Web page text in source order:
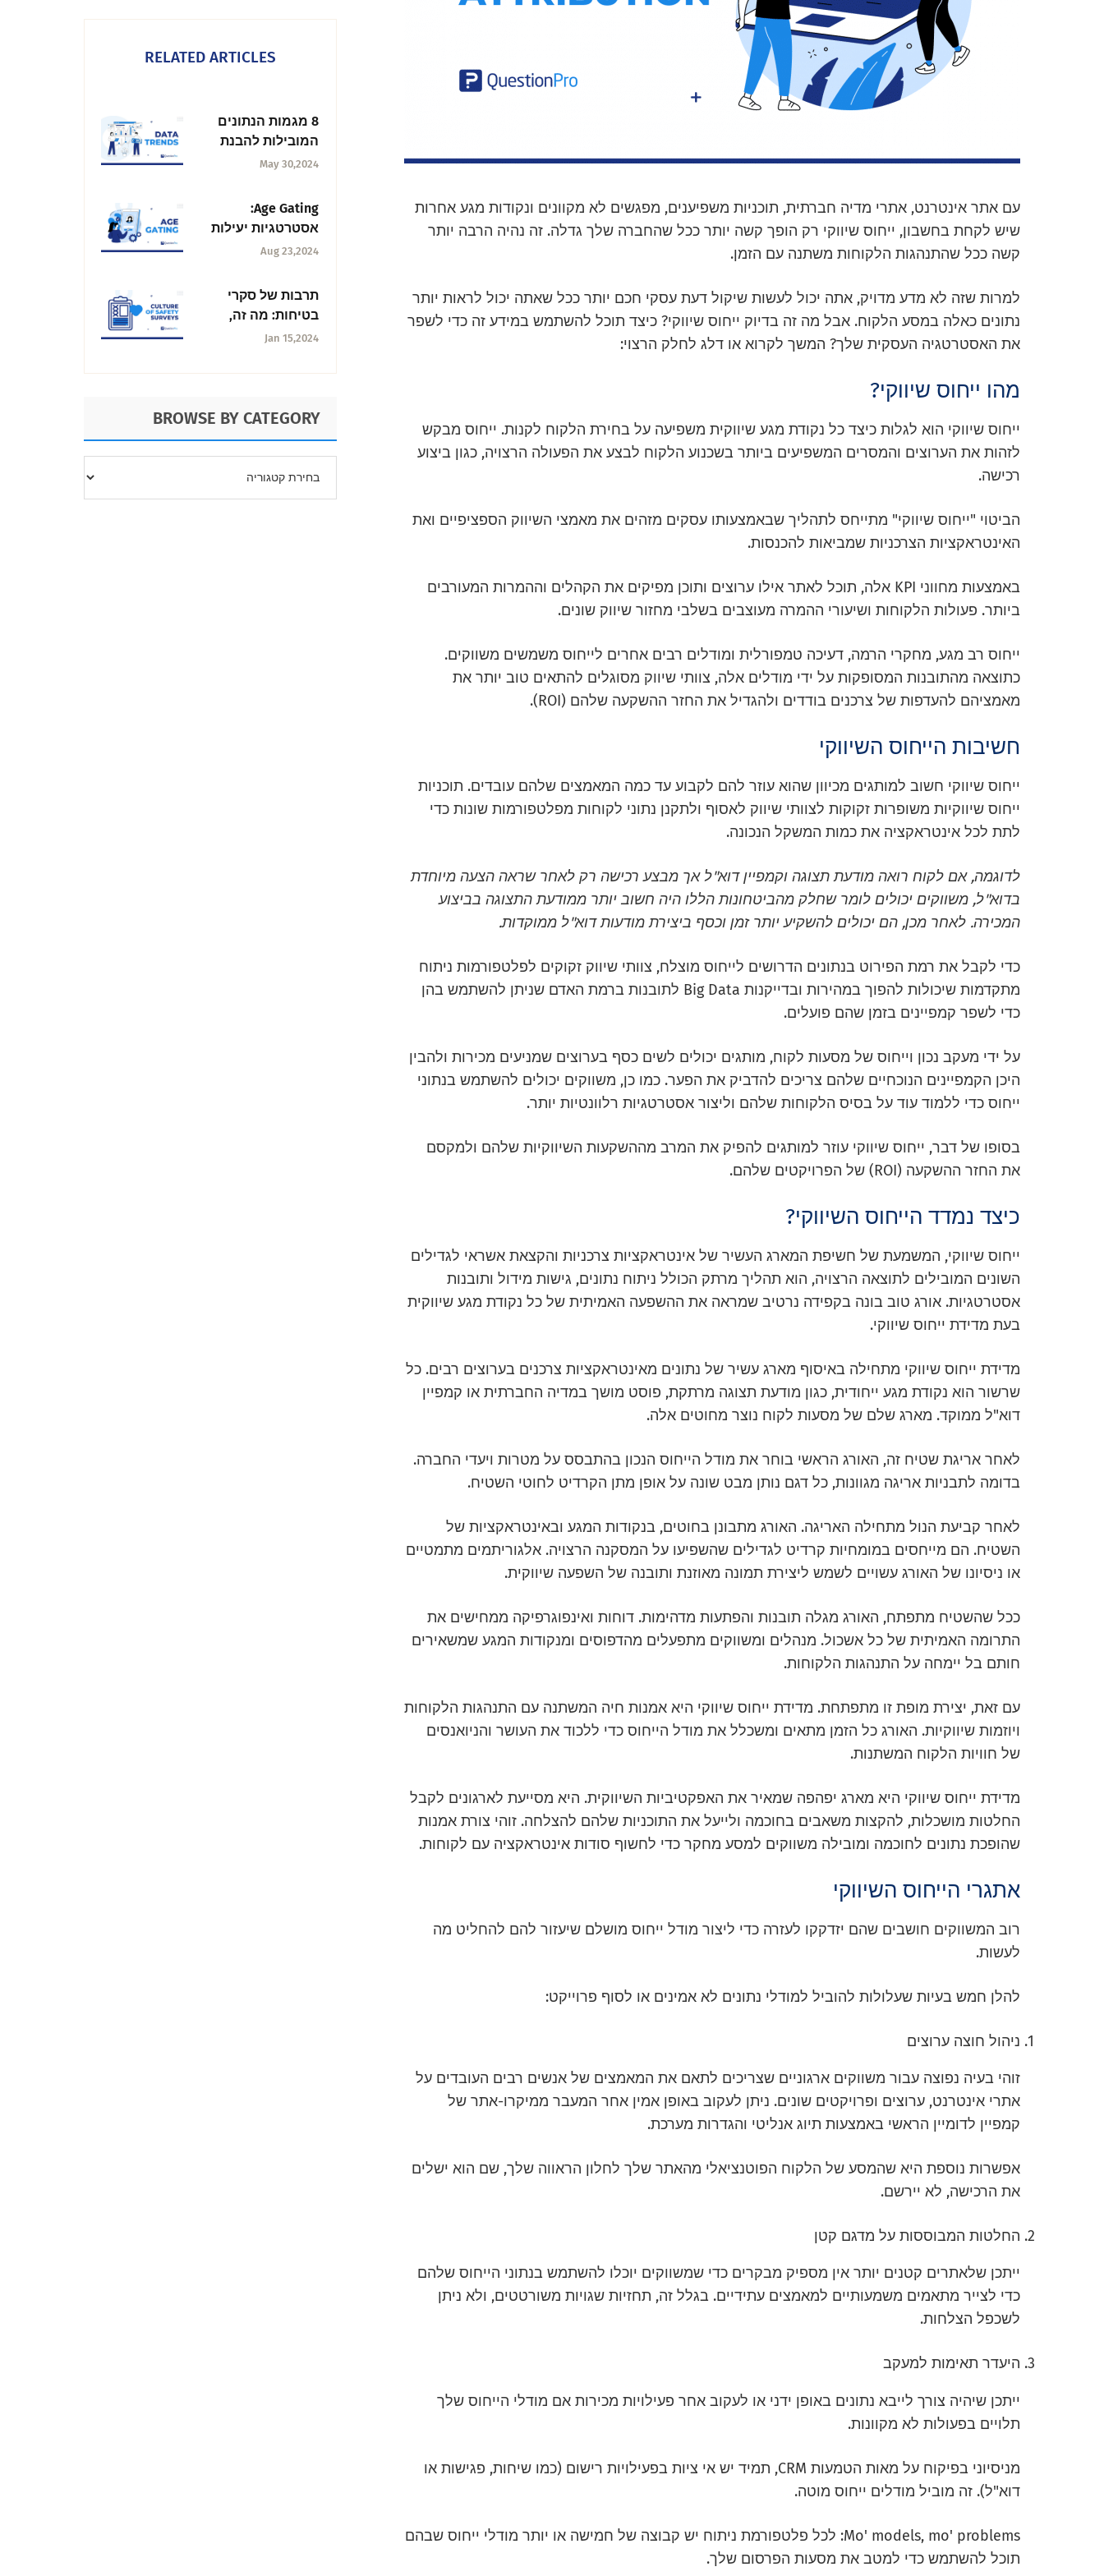
עם אתר אינטרנט, אתרי מדיה חברתית, תוכניות משפיענים, מפגשים לא מקוונים ונקודות מגע אחרות
שיש לקחת בחשבון, ייחוס שיווקי רק הופך קשה יותר ככל שהחברה שלך גדלה. זה נהיה הרבה יותר
קשה ככל שהתנהגות הלקוחות משתנה עם הזמן.
למרות שזה לא מדע מדויק, אתה יכול לעשות שיקול דעת עסקי חכם יותר ככל שאתה יכול לראות יותר
נתונים כאלה במסע הלקוח. אבל מה זה בדיוק ייחוס שיווקי? כיצד תוכל להשתמש במידע זה כדי לשפר
את האסטרטגיה העסקית שלך? המשך לקרוא או דלג לחלק הרצוי:
מהו ייחוס שיווקי?
ייחוס שיווקי הוא לגלות כיצד כל נקודת מגע שיווקית משפיעה על בחירת הלקוח לקנות. ייחוס מבקש
לזהות את הערוצים והמסרים המשפיעים ביותר בשכנוע הלקוח לבצע את הפעולה הרצויה, כגון ביצוע
רכישה.
הביטוי "ייחוס שיווקי" מתייחס לתהליך שבאמצעותו עסקים מזהים את מאמצי השיווק הספציפיים ואת
האינטראקציות הצרכניות שמביאות להכנסות.
באמצעות מחווני KPI אלה, תוכל לאתר אילו ערוצים ותוכן מפיקים את הקהלים וההמרות המעורבים
ביותר. פעולות הלקוחות ושיעורי ההמרה מעוצבים בשלבי מחזור שיווק שונים.
ייחוס רב מגע, מחקרי הרמה, דעיכה טמפורלית ומודלים רבים אחרים לייחוס משמשים משווקים.
כתוצאה מהתובנות המסופקות על ידי מודלים אלה, צוותי שיווק מסוגלים להתאים טוב יותר את
מאמציהם להעדפות של צרכנים בודדים ולהגדיל את החזר ההשקעה שלהם (ROI).
חשיבות הייחוס השיווקי
ייחוס שיווקי חשוב למותגים מכיוון שהוא עוזר להם לקבוע עד כמה המאמצים שלהם עובדים. תוכניות
ייחוס שיווקיות משופרות זקוקות לצוותי שיווק לאסוף ולתקנן נתוני לקוחות מפלטפורמות שונות כדי
לתת לכל אינטראקציה את כמות המשקל הנכונה.
לדוגמה, אם לקוח רואה מודעת תצוגה וקמפיין דוא"ל אך מבצע רכישה רק לאחר שראה הצעה מיוחדת
בדוא"ל, משווקים יכולים לומר שחלק מהביטחונות הללו היה חשוב יותר ממודעת התצוגה בביצוע
המכירה. לאחר מכן, הם יכולים להשקיע יותר זמן וכסף ביצירת מודעות דוא"ל ממוקדות.
כדי לקבל את רמת הפירוט בנתונים הדרושים לייחוס מוצלח, צוותי שיווק זקוקים לפלטפורמות ניתוח
מתקדמות שיכולות להפוך במהירות ובדייקנות Big Data לתובנות ברמת האדם שניתן להשתמש בהן
כדי לשפר קמפיינים בזמן שהם פועלים.
על ידי מעקב נכון וייחוס של מסעות לקוח, מותגים יכולים לשים כסף בערוצים שמניעים מכירות ולהבין
היכן הקמפיינים הנוכחיים שלהם צריכים להדביק את הפער. כמו כן, משווקים יכולים להשתמש בנתוני
ייחוס כדי ללמוד עוד על בסיס הלקוחות שלהם וליצור אסטרטגיות רלוונטיות יותר.
בסופו של דבר, ייחוס שיווקי עוזר למותגים להפיק את המרב מההשקעות השיווקיות שלהם ולמקסם
את החזר ההשקעה (ROI) של הפרויקטים שלהם.
כיצד נמדד הייחוס השיווקי?
ייחוס שיווקי, המשמעת של חשיפת המארג העשיר של אינטראקציות צרכניות והקצאת אשראי לגדילים
השונים המובילים לתוצאה הרצויה, הוא תהליך מרתק הכולל ניתוח נתונים, גישות מידול ותובנות
אסטרטגיות. אורג טוב בונה בקפידה נרטיב שמראה את ההשפעה האמיתית של כל נקודת מגע שיווקית
בעת מדידת ייחוס שיווקי.
מדידת ייחוס שיווקי מתחילה באיסוף מארג עשיר של נתונים מאינטראקציות צרכנים בערוצים רבים. כל
שרשור הוא נקודת מגע ייחודית, כגון מודעת תצוגה מרתקת, פוסט מושך במדיה החברתית או קמפיין
דוא"ל ממוקד. מארג שלם של מסעות לקוח נוצר מחוטים אלה.
לאחר אריגת שטיח זה, האורג הראשי בוחר את מודל הייחוס הנכון בהתבסס על מטרות ויעדי החברה.
בדומה לתבניות אריגה מגוונות, כל דגם נותן מבט שונה על אופן מתן הקרדיט לחוטי השטיח.
לאחר קביעת הנול מתחילה האריגה. האורג מתבונן בחוטים, בנקודות המגע ובאינטראקציות של
השטיח. הם מייחסים במומחיות קרדיט לגדילים שהשפיעו על המסקנה הרצויה. אלגוריתמים מתמטיים
או ניסיונו של האורג עשויים לשמש ליצירת תמונה מאוזנת ותובנה של השפעה שיווקית.
ככל שהשטיח מתפתח, האורג מגלה תובנות והפתעות מדהימות. דוחות ואינפוגרפיקה ממחישים את
התרומה האמיתית של כל אשכול. מנהלים ומשווקים מתפעלים מהדפוסים ומנקודות המגע שמשאירים
חותם בל יימחה על התנהגות הלקוחות.
עם זאת, יצירת מופת זו מתפתחת. מדידת ייחוס שיווקי היא אמנות חיה המשתנה עם התנהגות הלקוחות
ויוזמות שיווקיות. האורג כל הזמן מתאים ומשכלל את מודל הייחוס כדי ללכוד את העושר והניואנסים
של חוויות הלקוח המשתנות.
מדידת ייחוס שיווקי היא מארג יפהפה שמאיר את האפקטיביות השיווקית. היא מסייעת לארגונים לקבל
החלטות מושכלות, להקצות משאבים בחוכמה ולייעל את התוכניות שלהם להצלחה. זוהי צורת אמנות
שהופכת נתונים לחוכמה ומובילה משווקים למסע מחקר כדי לחשוף סודות אינטראקציה עם לקוחות.
אתגרי הייחוס השיווקי
רוב המשווקים חושבים שהם יזדקקו לעזרה כדי ליצור מודל ייחוס מושלם שיעזור להם להחליט מה
לעשות.
להלן חמש בעיות שעלולות להוביל למודלי נתונים לא אמינים או לסוף פרוייקט:
ניהול חוצה ערוצים
זוהי בעיה נפוצה עבור משווקים ארגוניים שצריכים לתאם את המאמצים של אנשים רבים העובדים על
אתרי אינטרנט, ערוצים ופרויקטים שונים. ניתן לעקוב באופן אמין אחר המעבר ממיקרו-אתר של
קמפיין לדומיין הראשי באמצעות תיוג אנליטי והגדרות מערכת.
אפשרות נוספת היא שהמסע של הלקוח הפוטנציאלי מהאתר שלך לחלון הראווה שלך, שם הוא ישלים
את הרכישה, לא יירשם.
החלטות המבוססות על מדגם קטן
ייתכן שלאתרים קטנים יותר אין מספיק מבקרים כדי שמשווקים יוכלו להשתמש בנתוני הייחוס שלהם
כדי לצייר מתאמים משמעותיים למאמצים עתידיים. בגלל זה, תחזיות שגויות משורטטים, ולא ניתן
לשכפל הצלחות.
היעדר תאימות למעקב
ייתכן שיהיה צורך לייבא נתונים באופן ידני או לעקוב אחר פעילויות מכירות אם מודלי הייחוס שלך
תלויים בפעולות לא מקוונות.
מניסיוני בפיקוח על מאות הטמעות CRM, תמיד יש אי ציות בפעילויות רישום (כמו שיחות, פגישות או
דוא"ל). זה מוביל מודלים ייחוס מוטה.
Mo' models, mo' problems: לכל פלטפורמת ניתוח יש קבוצה של חמישה או יותר מודלי ייחוס שבהם
תוכל להשתמש כדי למטב את מסעות הפרסום שלך.
RELATED ARTICLES
8 מגמות הנתונים
המובילות להבנת
עתיד הנתונים
May 30,2024
Age Gating:
אסטרטגיות יעילות
לשליטה בתוכן מקוון
Aug 23,2024
תרבות של סקרי
בטיחות: מה זה,
רכיבים + הערכה
Jan 15,2024
BROWSE BY CATEGORY
CATEGORY